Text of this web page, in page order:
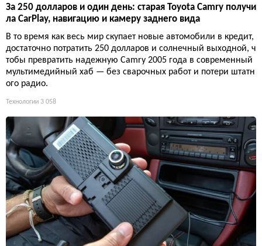
За 250 долларов и один день: старая Toyota Camry получи
ла CarPlay, навигацию и камеру заднего вида
В то время как весь мир скупает новые автомобили в кредит,
достаточно потратить 250 долларов и солнечный выходной, ч
тобы превратить надежную Camry 2005 года в современный
мультимедийный хаб — без сварочных работ и потери штатн
ого радио.
Технологии 3 058